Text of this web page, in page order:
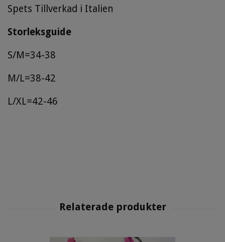
Spets Tillverkad i Italien
Storleksguide
S/M=34-38
M/L=38-42
L/XL=42-46